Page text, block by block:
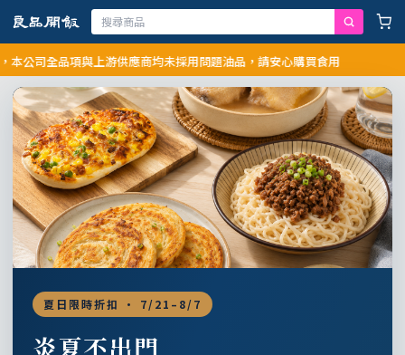
全品項與上游供應商均未採用問題油品，請安心購買食用
夏日限時折扣 · 7/21–8/7
炎夏不出門